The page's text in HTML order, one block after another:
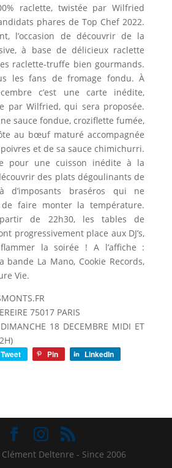
raclette, twistée par Wilfried
phares de Top Chef 2022.
l’occasion de découvrir de la
à base de délicieux raclette
raclette-truffe bien gourmands.
les fans de fromage fondu. À
c’est une carte inédite,
par Wilfried, qui sera proposée.
sauce fondue, croziflette fumée,
au bœuf maturé accompagnée
et de sa sauce chimichurri.
pour une cuisson inédite à la
des plats dégoulinants de
d’imposants braséros qui ne
faire monter la température.
de 22h30, les tables de
progressivement place aux DJ’s,
la soirée ! A l’affiche :
bande La Mano, Cookie Records,
Vie.
75017 PARIS
18 DECEMBRE MIDI ET
Tweet Pin LinkedIn
Clément Deltenre - Since 2006